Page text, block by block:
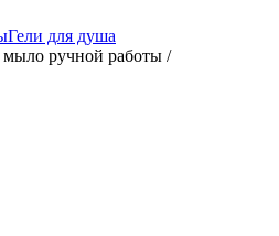
Гели для душа
ручной работы /